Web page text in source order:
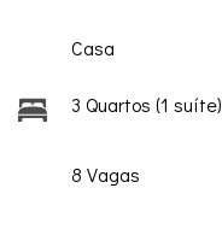
Casa
3 Quartos (1 suíte)
8 Vagas